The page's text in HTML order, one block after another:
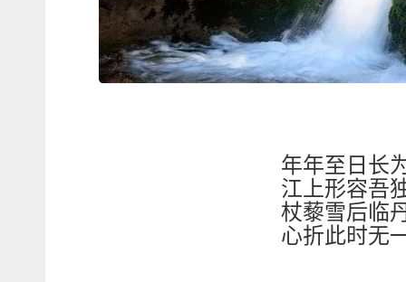
年年至日长
江上形容吾
杖藜雪后临
心折此时无